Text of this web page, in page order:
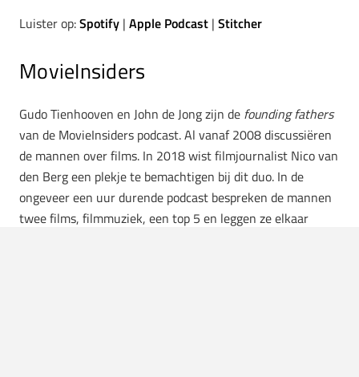
Luister op:Spotify | Apple Podcast | Stitcher
MovieInsiders
Gudo Tienhooven en John de Jong zijn de founding fathers
van de MovieInsiders podcast. Al vanaf 2008 discussiëren
de mannen over films. In 2018 wist filmjournalist Nico van
den Berg een plekje te bemachtigen bij dit duo. In de
ongeveer een uur durende podcast bespreken de mannen
twee films, filmmuziek, een top 5 en leggen ze elkaar